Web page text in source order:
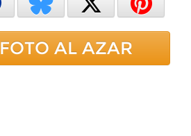
FOTO AL AZAR